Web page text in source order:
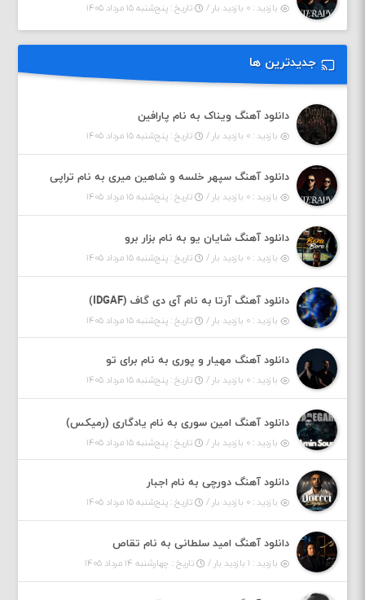
بازدید : ۰ بازدید بار /
تاریخ : پنج‌شنبه ۱۵ مرداد ۱۴۰۵
جدیدترین ها
دانلود آهنگ ویناک به نام پارافین
بازدید : ۰ بازدید بار / تاریخ : پنج‌شنبه ۱۵ مرداد ۱۴۰۵
دانلود آهنگ سپهر خلسه و شاهین میری به نام تراپی
بازدید : ۰ بازدید بار / تاریخ : پنج‌شنبه ۱۵ مرداد ۱۴۰۵
دانلود آهنگ شایان یو به نام بزار برو
بازدید : ۰ بازدید بار / تاریخ : پنج‌شنبه ۱۵ مرداد ۱۴۰۵
دانلود آهنگ آرتا به نام آی دی گاف (IDGAF)
بازدید : ۰ بازدید بار / تاریخ : پنج‌شنبه ۱۵ مرداد ۱۴۰۵
دانلود آهنگ مهیار و پوری به نام برای تو
بازدید : ۰ بازدید بار / تاریخ : پنج‌شنبه ۱۵ مرداد ۱۴۰۵
دانلود آهنگ امین سوری به نام یادگاری (رمیکس)
بازدید : ۰ بازدید بار / تاریخ : پنج‌شنبه ۱۵ مرداد ۱۴۰۵
دانلود آهنگ دورچی به نام اجبار
بازدید : ۰ بازدید بار / تاریخ : پنج‌شنبه ۱۵ مرداد ۱۴۰۵
دانلود آهنگ امید سلطانی به نام تقاص
بازدید : ۱ بازدید بار / تاریخ : چهارشنبه ۱۴ مرداد ۱۴۰۵